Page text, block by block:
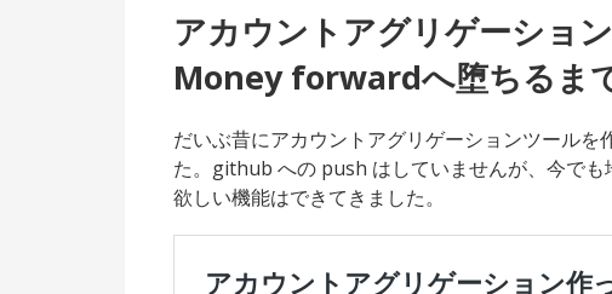
アカウントアグリゲーショ
Money forwardへ堕ちるま
だいぶ昔にアカウントアグリゲーションツールを
た。github への push はしていませんが、今で
欲しい機能はできてきました。